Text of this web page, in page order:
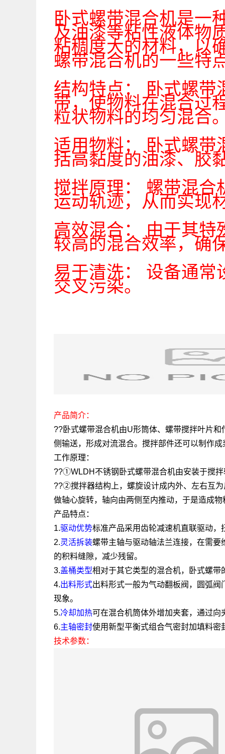
卧式螺带混合机是一
及油漆等粘性液体物
粘稠度大的材料，以
螺带混合机的一些特
结构特点： 卧式螺带
带，使物料在混合过
粒状物料的均匀混合
适用物料： 卧式螺带
括高黏度的油漆、胶
搅拌原理： 螺带混合
运动轨迹，从而实现
高效混合： 由于其特
较高的混合效率，确
易于清洗： 设备通常
交叉污染。
产品简介：
??卧式螺带混合机由U形筒体、螺带搅拌叶片
侧输送，形成对流混合。搅拌部件还可以制作
工作原理：
??①WLDH不锈钢卧式螺带混合机由安装于搅
??②搅拌器结构上，螺旋设计成内外、左右互
做轴心旋转，轴向由两侧至内推动，于是造成
产品特点：
1.驱动优势标准产品采用齿轮减速机直联驱动
2.灵活拆装螺带主轴与驱动轴法兰连接，在需
的积料缝隙，减少残留。
3.盖桶类型相对于其它类型的混合机，卧式螺
4.出料形式出料形式一般为气动翻板阀，圆弧
现象。
5.冷却加热可在混合机筒体外增加夹套，通过
6.主轴密封使用新型平衡式组合气密封加填料
技术参数：